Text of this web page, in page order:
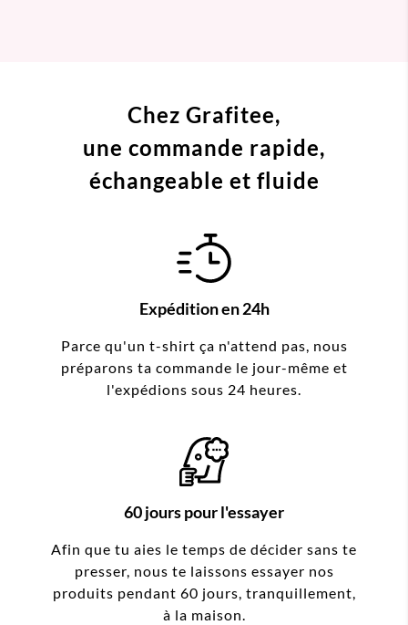
Chez Grafitee,
une commande rapide,
échangeable et fluide
Expédition en 24h
Parce qu'un t-shirt ça n'attend pas, nous
préparons ta commande le jour-même et
l'expédions sous 24 heures.
60 jours pour l'essayer
Afin que tu aies le temps de décider sans te
presser, nous te laissons essayer nos
produits pendant 60 jours, tranquillement,
à la maison.